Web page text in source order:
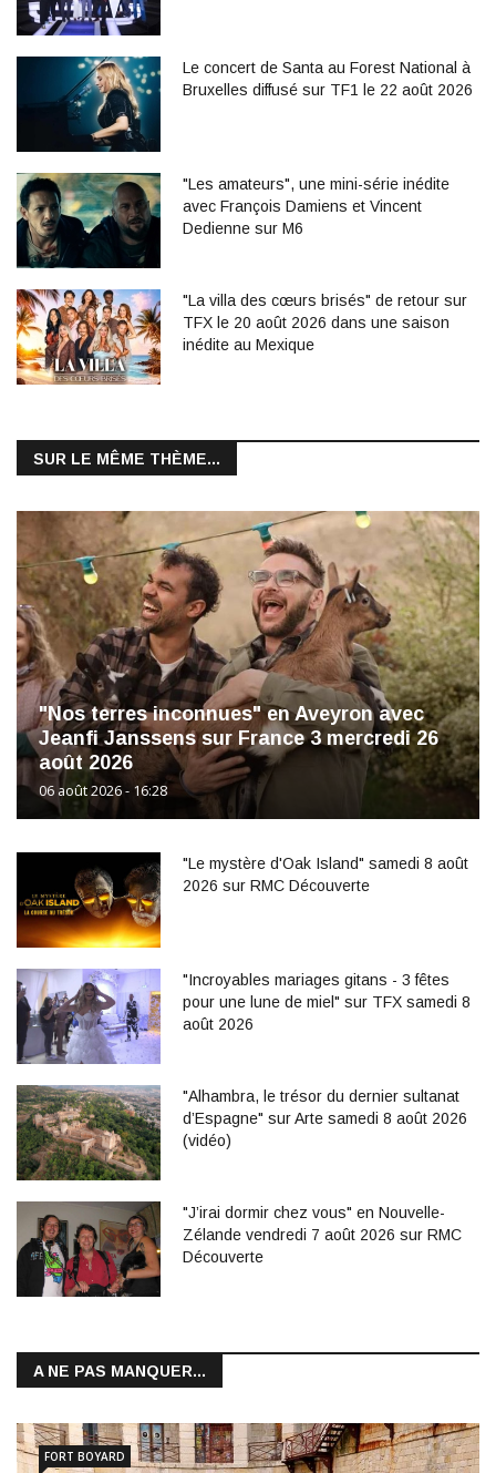
Le concert de Santa au Forest National à
Bruxelles diffusé sur TF1 le 22 août 2026
"Les amateurs", une mini-série inédite
avec François Damiens et Vincent
Dedienne sur M6
"La villa des cœurs brisés" de retour sur
TFX le 20 août 2026 dans une saison
inédite au Mexique
SUR LE MÊME THÈME...
"Nos terres inconnues" en Aveyron avec
Jeanfi Janssens sur France 3 mercredi 26
août 2026
06 août 2026 - 16:28
"Le mystère d'Oak Island" samedi 8 août
2026 sur RMC Découverte
"Incroyables mariages gitans - 3 fêtes
pour une lune de miel" sur TFX samedi 8
août 2026
"Alhambra, le trésor du dernier sultanat
d’Espagne" sur Arte samedi 8 août 2026
(vidéo)
"J’irai dormir chez vous" en Nouvelle-
Zélande vendredi 7 août 2026 sur RMC
Découverte
A NE PAS MANQUER...
FORT BOYARD